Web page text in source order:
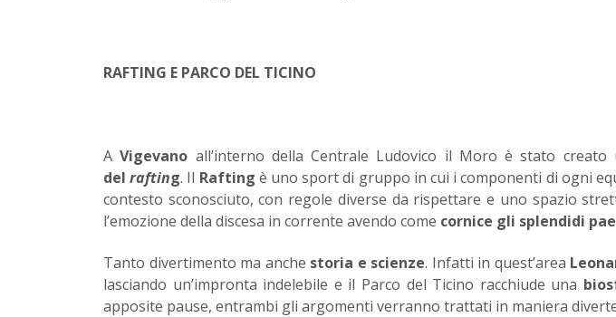
RAFTING E PARCO DEL TICINO
AVigevano all’interno della Centrale Ludovico il Moro è stato
delrafting. Il Rafting è uno sport di gruppo in cui i componenti di ogni
contesto sconosciuto, con regole diverse da rispettare e uno spazio
l’emozione della discesa in corrente avendo come cornice gli splendidi
Tanto divertimento ma anche storia e scienze. Infatti in quest’area
lasciando un’impronta indelebile e il Parco del Ticino racchiude una
apposite pause, entrambi gli argomenti verranno trattati in maniera